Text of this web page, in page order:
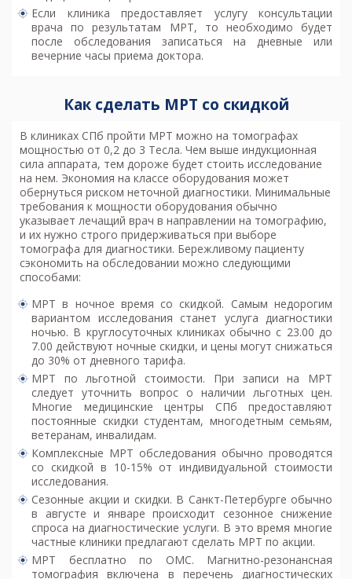
Если клиника предоставляет услугу консультации
врача по результатам МРТ, то необходимо будет
после обследования записаться на дневные или
вечерние часы приема доктора.
Как сделать МРТ со скидкой
В клиниках СПб пройти МРТ можно на томографах
мощностью от 0,2 до 3 Тесла. Чем выше индукционная
сила аппарата, тем дороже будет стоить исследование
на нем. Экономия на классе оборудования может
обернуться риском неточной диагностики. Минимальные
требования к мощности оборудования обычно
указывает лечащий врач в направлении на томографию,
и их нужно строго придерживаться при выборе
томографа для диагностики. Бережливому пациенту
сэкономить на обследовании можно следующими
способами:
МРТ в ночное время со скидкой. Самым недорогим
вариантом исследования станет услуга диагностики
ночью. В круглосуточных клиниках обычно с 23.00 до
7.00 действуют ночные скидки, и цены могут снижаться
до 30% от дневного тарифа.
МРТ по льготной стоимости. При записи на МРТ
следует уточнить вопрос о наличии льготных цен.
Многие медицинские центры СПб предоставляют
постоянные скидки студентам, многодетным семьям,
ветеранам, инвалидам.
Комплексные МРТ обследования обычно проводятся
со скидкой в 10-15% от индивидуальной стоимости
исследования.
Сезонные акции и скидки. В Санкт-Петербурге обычно
в августе и январе происходит сезонное снижение
спроса на диагностические услуги. В это время многие
частные клиники предлагают сделать МРТ по акции.
МРТ бесплатно по ОМС. Магнитно-резонансная
томография включена в перечень диагностических